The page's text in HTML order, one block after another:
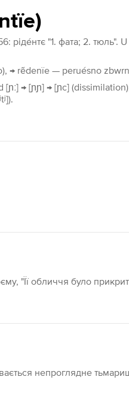
ріде́нтє "1. фата; 2. тюль".
→ rẽdenïe — peruésno
[ɲː] → [ɲɲ] → [ɲc]
"Її обличчя було
непроглядне